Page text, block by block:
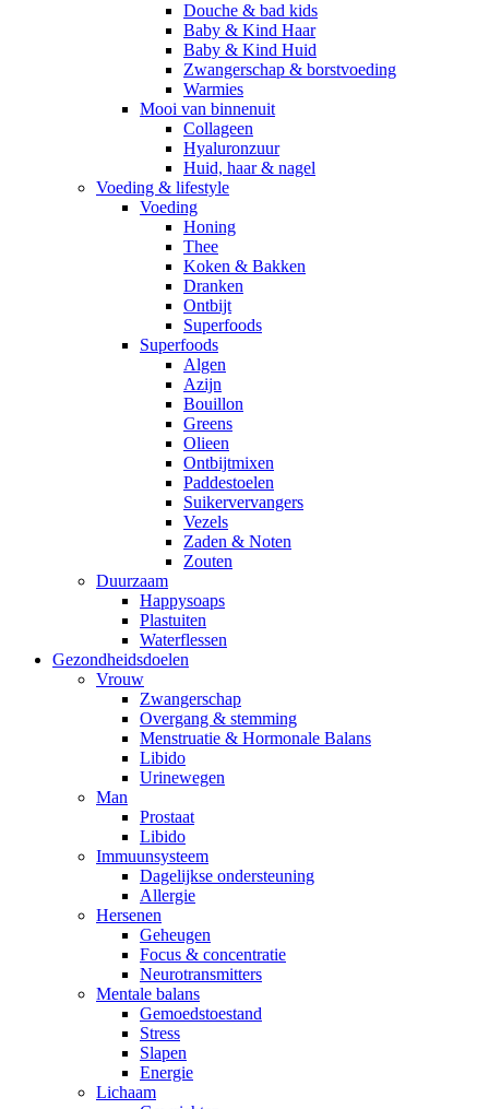
Douche & bad kids
Baby & Kind Haar
Baby & Kind Huid
Zwangerschap & borstvoeding
Warmies
Mooi van binnenuit
Collageen
Hyaluronzuur
Huid, haar & nagel
Voeding & lifestyle
Voeding
Honing
Thee
Koken & Bakken
Dranken
Ontbijt
Superfoods
Superfoods
Algen
Azijn
Bouillon
Greens
Olieen
Ontbijtmixen
Paddestoelen
Suikervervangers
Vezels
Zaden & Noten
Zouten
Duurzaam
Happysoaps
Plastuiten
Waterflessen
Gezondheidsdoelen
Vrouw
Zwangerschap
Overgang & stemming
Menstruatie & Hormonale Balans
Libido
Urinewegen
Man
Prostaat
Libido
Immuunsysteem
Dagelijkse ondersteuning
Allergie
Hersenen
Geheugen
Focus & concentratie
Neurotransmitters
Mentale balans
Gemoedstoestand
Stress
Slapen
Energie
Lichaam